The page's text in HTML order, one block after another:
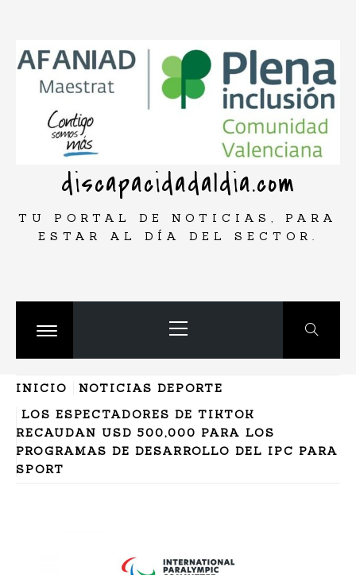
contenido
discapacidadaldia.com
TU PORTAL DE NOTICIAS, PARA
ESTAR AL DÍA DEL SECTOR.
Cambiar
principal
INICIO
NOTICIAS DEPORTE
LOS ESPECTADORES DE TIKTOK
RECAUDAN USD 500,000 PARA LOS
PROGRAMAS DE DESARROLLO DEL IPC PARA
SPORT